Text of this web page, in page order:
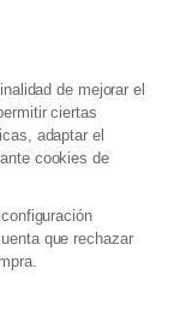
de mejorar el
ciertas
adaptar el
cookies de
que rechazar
y cookies